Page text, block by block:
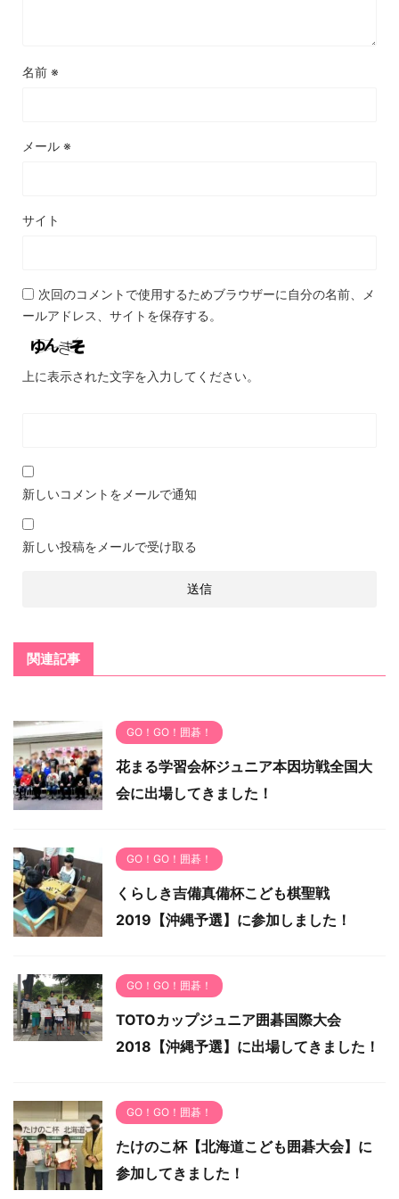
名前 ※
メール ※
サイト
次回のコメントで使用するためブラウザーに自分の名前、メ
ールアドレス、サイトを保存する。
上に表示された文字を入力してください。
新しいコメントをメールで通知
新しい投稿をメールで受け取る
関連記事
GO！GO！囲碁！
花まる学習会杯ジュニア本因坊戦全国大
会に出場してきました！
GO！GO！囲碁！
くらしき吉備真備杯こども棋聖戦
2019【沖縄予選】に参加しました！
GO！GO！囲碁！
TOTOカップジュニア囲碁国際大会
2018【沖縄予選】に出場してきました！
GO！GO！囲碁！
たけのこ杯【北海道こども囲碁大会】に
参加してきました！